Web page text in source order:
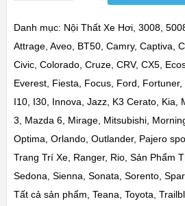
Danh mục: Nội Thất Xe Hơi, 3008,
Attrage, Aveo, BT50, Camry, Captiva
Civic, Colorado, Cruze, CRV, CX5,
Everest, Fiesta Focus, Ford Fortuner,
I10, I30, Innova Jazz, K3 Cerato, Kia
3
Mazda 6, Mirage, Mitsubishi,
Optima Orlando, Outlander, Pajero
Trang Trí Xe, Ranger, Rio, Sản Phẩm
Sedona Sienna Sonata Sorento,
Tất cả sản phẩm Teana Toyota